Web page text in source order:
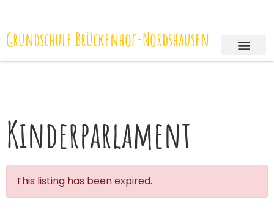
Grundschule Brückenhof-Nordshausen
Kinderparlament
This listing has been expired.